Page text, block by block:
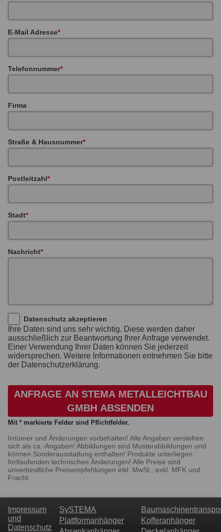
E-Mail Adresse
Telefonnummer
Firma
Straße & Hausnummer
Postleitzahl
Stadt
Nachricht
Datenschutz akzeptieren
Ihre Daten sind uns sehr wichtig. Diese werden daher
ausschließlich zur Beantwortung Ihrer Anfrage verwendet.
Einer Verwendung Ihrer Daten können Sie jederzeit
widersprechen. Weitere Informationen entnehmen Sie bitte
der Datenschutzerklärung.
ANFRAGE AN STEMA METALLEICHTBAU
GMBH ABSENDEN
Mit * markierte Felder sind Pflichtfelder.
Irrtümer und Änderungen vorbehalten! Alle Angaben verstehen
sich als ca.-Angaben! Abbildungen sind Musterabbildungen und
können Sonderausstattung enthalten! Produkte unterliegen
fortlaufenden technischen Änderungen! Alle Preise sind
unverbindliche Preisempfehlungen inkl. MwSt., exkl. MFK und
Fracht.
Impressum
und
Datenschutz
SySTEMA
Plattformanhänger
Kofferanhänger